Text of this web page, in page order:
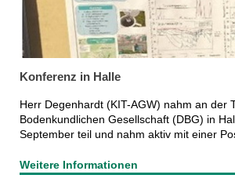
Konferenz in Halle
Herr Degenhardt (KIT-AGW) nahm an der
Bodenkundlichen Gesellschaft (DBG) in
September teil und nahm aktiv mit einer
Weitere Informationen